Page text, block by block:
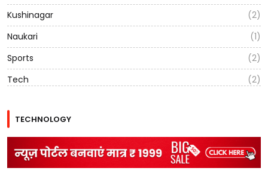
Kushinagar
(2)
Naukari
(1)
Sports
(2)
Tech
(2)
TECHNOLOGY